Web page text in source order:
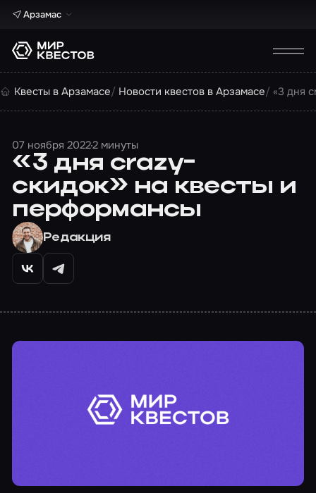
Арзамас
Квесты в Арзамасе Новости квестов в Арзамасе «3 дня
07 ноября 20222 минуты
«3 дня crazy-
скидок» на квесты и
перформансы
Редакция